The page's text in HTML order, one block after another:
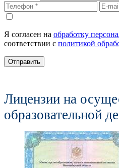
Я согласен на обработку
соответствии с политикой
Отправить
Лицензии на
образовательной